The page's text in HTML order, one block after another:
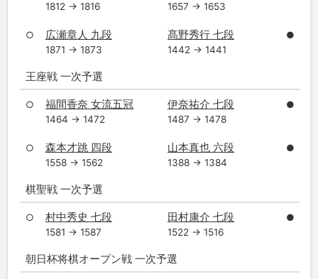
1812 → 1816 1657 → 1653
○ 広瀬章人 九段
1871 → 1873
髙野秀行 七段
1442 → 1441
●
王座戦 一次予選
○ 福間香奈 女流五冠
1464 → 1472
伊奈祐介 七段
1487 → 1478
●
○ 森本才跳 四段
1558 → 1562
山本真也 六段
1388 → 1384
●
棋聖戦 一次予選
○ 村中秀史 七段
1581 → 1587
田村康介 七段
1522 → 1516
●
朝日杯将棋オープン戦 一次予選